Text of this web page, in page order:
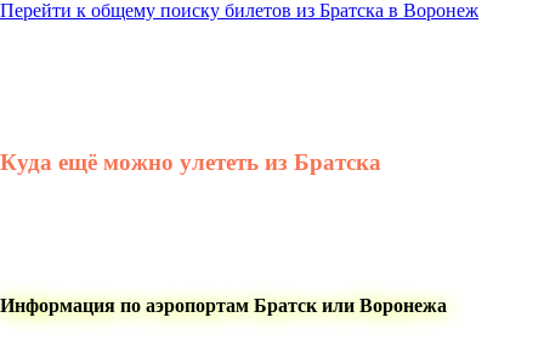
Перейти к общему поиску билетов из Братска в Воронеж
Куда ещё можно улететь из Братска
Информация по аэропортам Братск или Воронежа